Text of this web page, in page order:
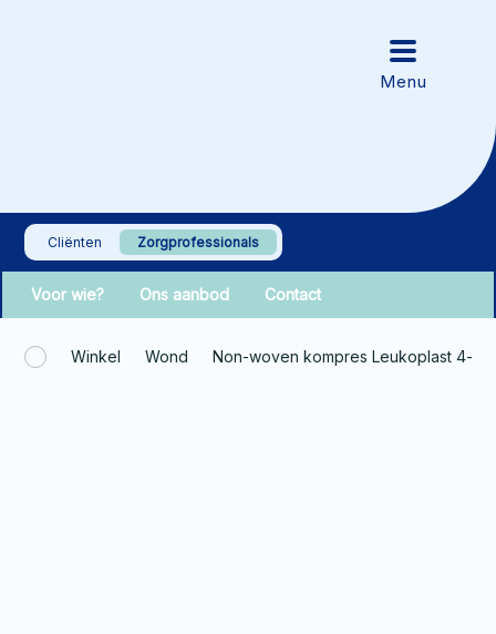
Cliënten Zorgprofessionals
Voor wie? Ons aanbod Contact
Winkel Wond Non-woven kompres Leukoplast 4-